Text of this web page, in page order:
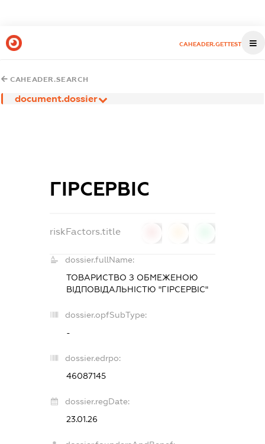
CAHEADER.GETTEST
CAHEADER.SEARCH
document.dossier
ГІРСЕРВІС
riskFactors.title
dossier.fullName:
ТОВАРИСТВО З ОБМЕЖЕНОЮ
ВІДПОВІДАЛЬНІСТЮ "ГІРСЕРВІС"
dossier.opfSubType:
-
dossier.edrpo:
46087145
dossier.regDate:
23.01.26